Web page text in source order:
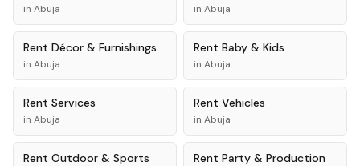
in Abuja in Abuja
Rent Décor & Furnishings
in Abuja
Rent Baby & Kids
in Abuja
Rent Services
in Abuja
Rent Vehicles
in Abuja
Rent Outdoor & Sports Rent Party & Production